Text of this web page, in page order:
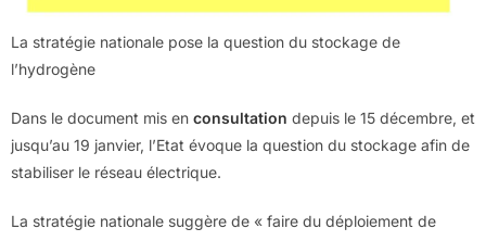
La stratégie nationale pose la question du stockage de
l’hydrogène
Dans le document mis en consultation depuis le 15 décembre, et
jusqu’au 19 janvier, l’Etat évoque la question du stockage afin de
stabiliser le réseau électrique.
La stratégie nationale suggère de « faire du déploiement de